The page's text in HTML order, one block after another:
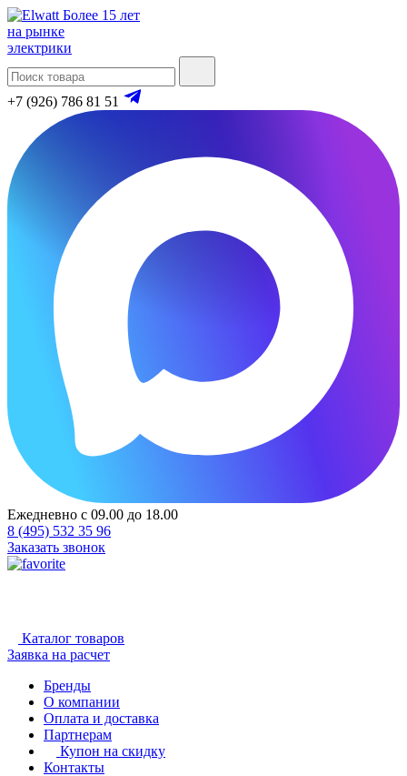
Более 15 лет
на рынке
электрики
+7 (926) 786 81 51
Ежедневно с 09.00 до 18.00
8 (495) 532 35 96
Заказать звонок
Каталог товаров
Заявка на расчет
Бренды
О компании
Оплата и доставка
Партнерам
Купон на скидку
Контакты